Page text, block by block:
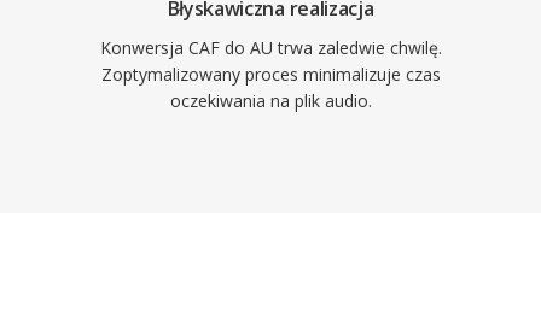
Błyskawiczna realizacja
Konwersja CAF do AU trwa zaledwie chwilę.
Zoptymalizowany proces minimalizuje czas
oczekiwania na plik audio.